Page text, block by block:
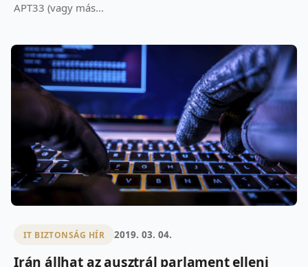
APT33 (vagy más...
IT BIZTONSÁG HÍR 2019. 03. 04.
Irán állhat az ausztrál parlament elleni